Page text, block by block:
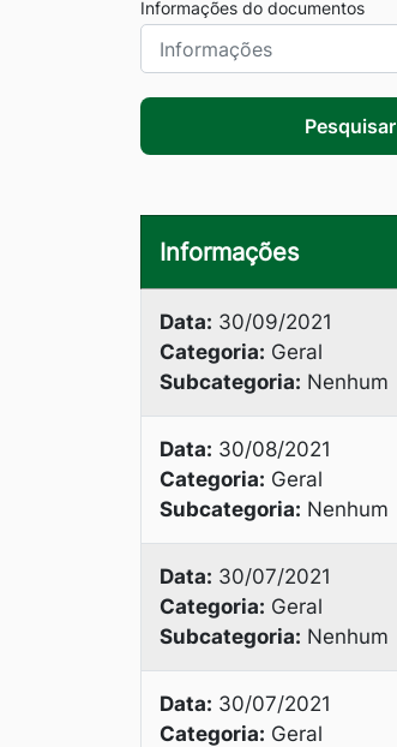
Informações do documentos
Pesquisar
Informações
Data: 30/09/2021
Categoria: Geral
Subcategoria: Nenhum
Data: 30/08/2021
Categoria: Geral
Subcategoria: Nenhum
Data: 30/07/2021
Categoria: Geral
Subcategoria: Nenhum
Data: 30/07/2021
Categoria: Geral